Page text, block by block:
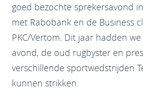
goed bezochte sprekersavond
met Rabobank en de Business
PKC/Vertom. Dit jaar hadden
avond, de oud rugbyster en
verschillende sportwedstrijden
kunnen strikken.